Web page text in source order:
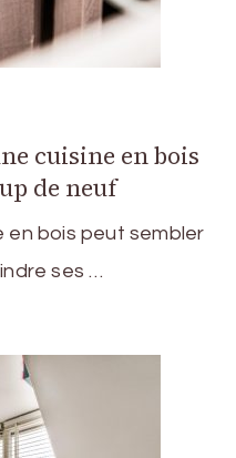
cuisine en bois
de neuf
en bois peut sembler
ses …